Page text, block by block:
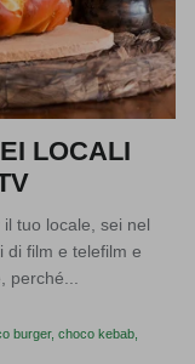
LOCALI
tuo locale, sei nel
di film e telefilm e
burger choco kebab